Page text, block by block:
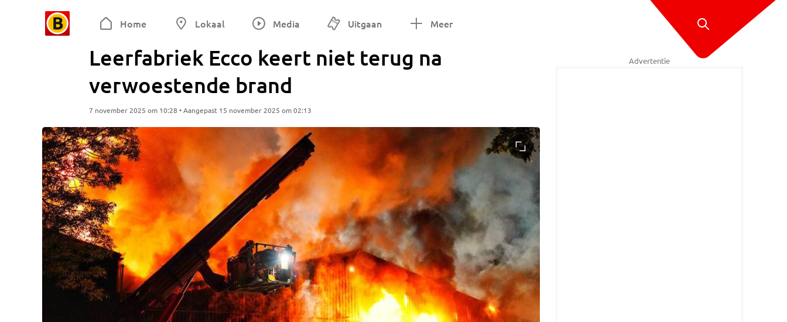
Home Lokaal Media Uitgaan Meer
Leerfabriek Ecco keert niet terug na
verwoestende brand
7 november 2025 om 10:28 • Aangepast 15 november 2025 om 02:13
Advertentie